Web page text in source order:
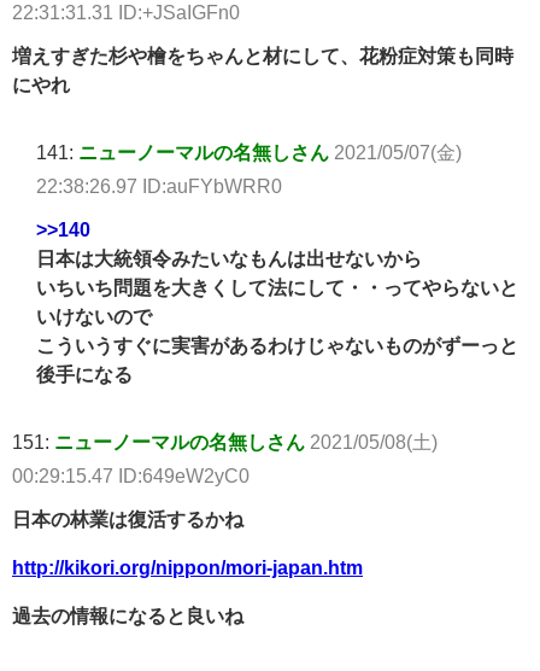
22:31:31.31 ID:+JSaIGFn0
増えすぎた杉や檜をちゃんと材にして、花粉症対策も同時
にやれ
141: ニューノーマルの名無しさん 2021/05/07(金)
22:38:26.97 ID:auFYbWRR0
>>140
日本は大統領令みたいなもんは出せないから
いちいち問題を大きくして法にして・・ってやらないと
いけないので
こういうすぐに実害があるわけじゃないものがずーっと
後手になる
151: ニューノーマルの名無しさん 2021/05/08(土)
00:29:15.47 ID:649eW2yC0
日本の林業は復活するかね
http://kikori.org/nippon/mori-japan.htm
過去の情報になると良いね